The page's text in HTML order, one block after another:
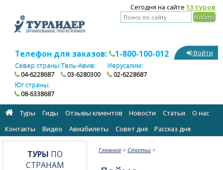
Сегодня на сайте 13 туров
Телефон для заказов: 1-800-100-012
Север страны:
04-6228687
Тель-Авив:
03-6280300
Иерусалим:
02-6228687
Юг страны:
08-6338687
Войти
Туры Гиды Отзывы клиентов Новости Статьи
О нас
Контакты
Видео Авиабилеты Cовет дня Рассказ дня
Главная > Статьи >
ТУРЫ ПО
СТРАНАМ